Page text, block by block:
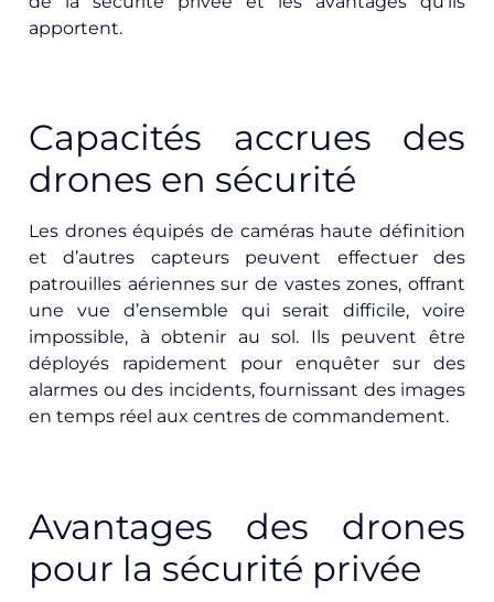
apportent.
Capacités accrues des
drones en sécurité
Les drones équipés de caméras haute définition
et d’autres capteurs peuvent effectuer des
patrouilles aériennes sur de vastes zones, offrant
une vue d’ensemble qui serait difficile, voire
impossible, à obtenir au sol. Ils peuvent être
déployés rapidement pour enquêter sur des
alarmes ou des incidents, fournissant des images
en temps réel aux centres de commandement.
Avantages des drones
pour la sécurité privée